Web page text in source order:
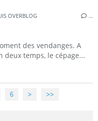
OVERBLOG …
des vendanges. A
deux temps, le cépage...
6 > >>